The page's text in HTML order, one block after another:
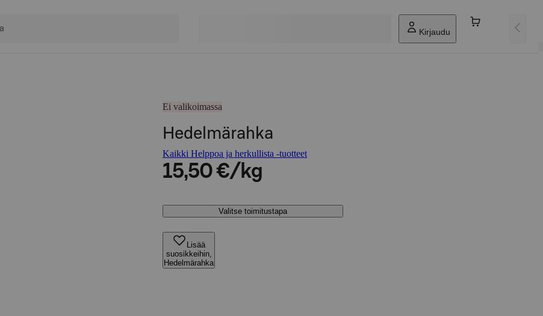
Kirjaudu
Ei valikoimassa
Hedelmärahka
Kaikki Helppoa ja herkullista -tuotteet
15,50 €/kg
Valitse toimitustapa
Lisää
suosikkeihin,
Hedelmärahka